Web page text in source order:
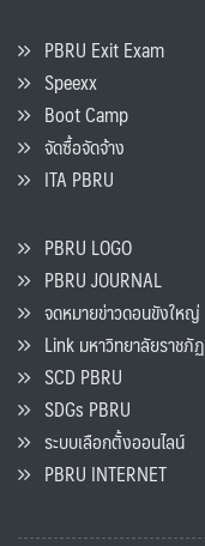
PBRU Exit Exam
Speexx
Boot Camp
จัดซื้อจัดจ้าง
ITA PBRU
PBRU LOGO
PBRU JOURNAL
จดหมายข่าวดอนขังใหญ่
Link มหาวิทยาลัยราชภัฏ
SCD PBRU
SDGs PBRU
ระบบเลือกตั้งออนไลน์
PBRU INTERNET